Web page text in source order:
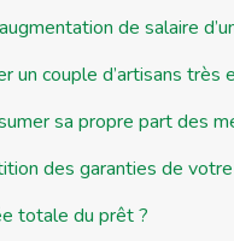
de salaire
couple d’artisans très
sa propre part des
des garanties de
totale du prêt ?